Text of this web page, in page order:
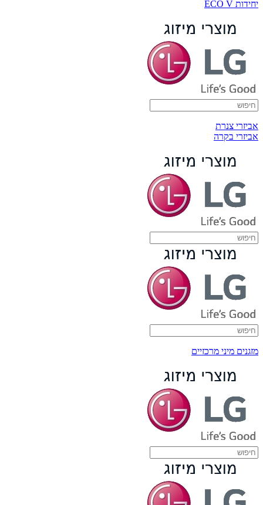
יחידות ECO V
אביזרי צנרת
אביזרי בקרה
מזגנים מיני מרכזיים